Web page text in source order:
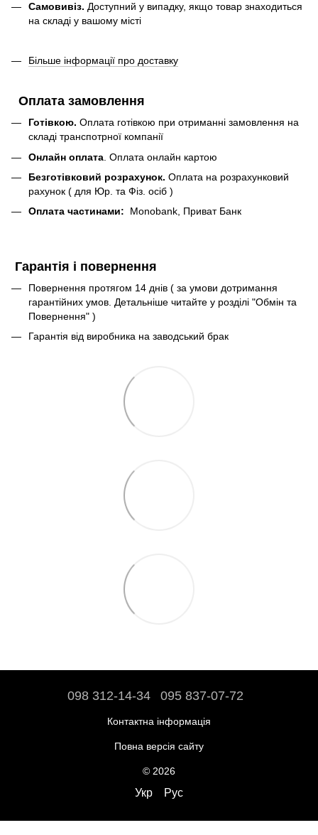
Самовивіз. Доступний у випадку, якщо товар знаходиться
на складі у вашому місті
Більше інформації про доставку
Оплата замовлення
Готівкою. Оплата готівкою при отриманні замовлення на
складі транспотрної компанії
Онлайн оплата . Оплата онлайн картою
Безготівковий розрахунок. Оплата на розрахунковий
рахунок ( для Юр. та Фіз. осіб )
Оплата частинами: Monobank, Приват Банк
Гарантія і повернення
Повернення протягом 14 днів ( за умови дотримання
гарантійних умов. Детальніше читайте у розділі "Обмін та
Повернення" )
Гарантія від виробника на заводський брак
098 312-14-34 095 837-07-72
Контактна інформація
Повна версія сайту
© 2026
Укр Рус